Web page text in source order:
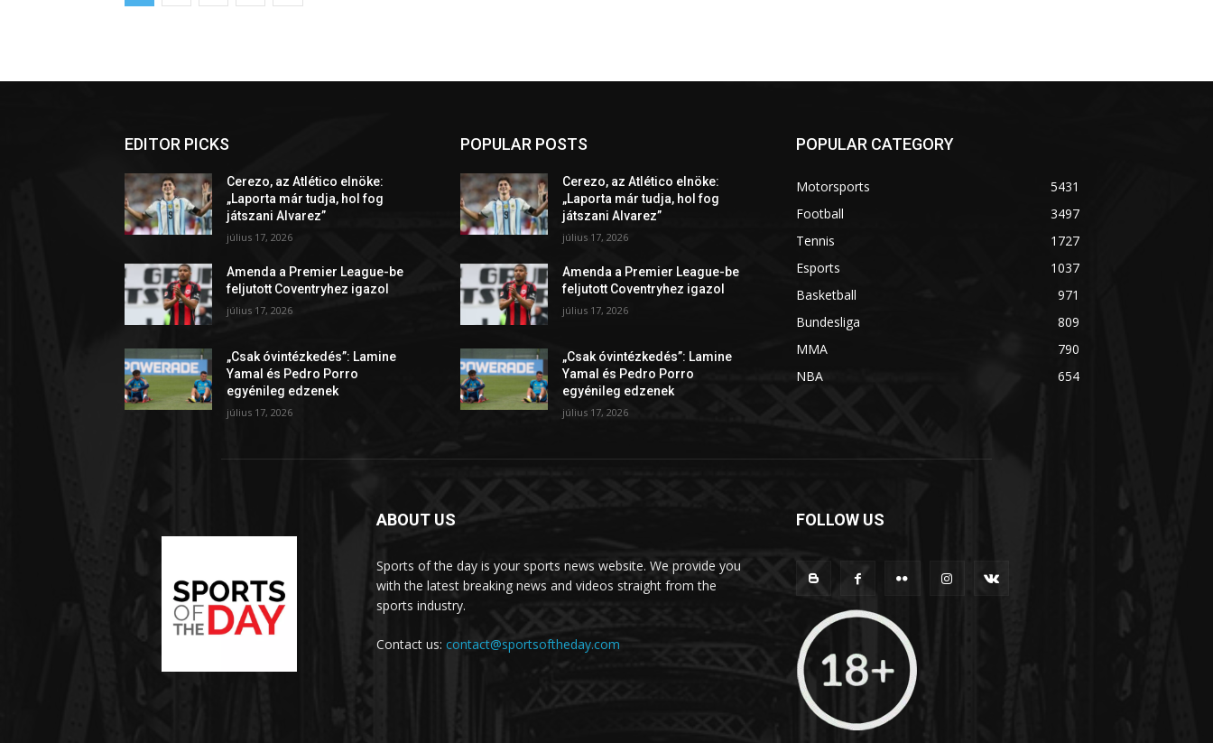
EDITOR PICKS
Cerezo, az Atlético elnöke:
„Laporta már tudja, hol fog
játszani Alvarez”
július 17, 2026
Amenda a Premier League-be
feljutott Coventryhez igazol
július 17, 2026
„Csak óvintézkedés”: Lamine
Yamal és Pedro Porro
egyénileg edzenek
július 17, 2026
POPULAR POSTS
Cerezo, az Atlético elnöke:
„Laporta már tudja, hol fog
játszani Alvarez”
július 17, 2026
Amenda a Premier League-be
feljutott Coventryhez igazol
július 17, 2026
„Csak óvintézkedés”: Lamine
Yamal és Pedro Porro
egyénileg edzenek
július 17, 2026
POPULAR CATEGORY
Motorsports
5431
Football
3497
Tennis
1727
Esports
1037
Basketball
971
Bundesliga
809
MMA
790
NBA
654
ABOUT US
Sports of the day is your sports news website. We provide you
with the latest breaking news and videos straight from the
sports industry.
Contact us: contact@sportsoftheday.com
FOLLOW US